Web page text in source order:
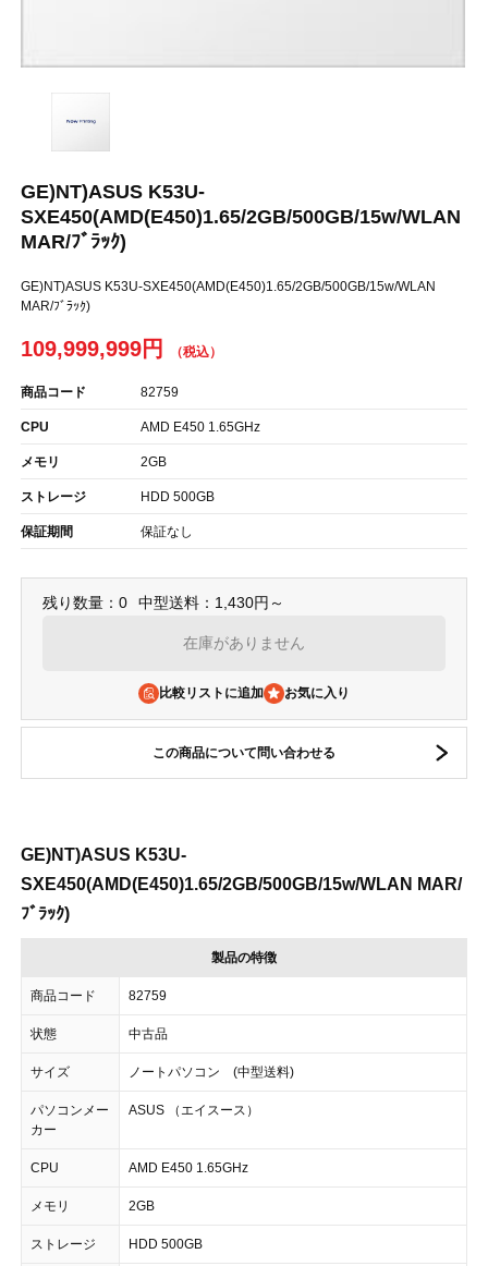
GE)NT)ASUS K53U-
SXE450(AMD(E450)1.65/2GB/500GB/15w/WLAN
MAR/ﾌﾞﾗｯｸ)
GE)NT)ASUS K53U-SXE450(AMD(E450)1.65/2GB/500GB/15w/WLAN
MAR/ﾌﾞﾗｯｸ)
109,999,999円
商品コード 82759
CPU AMD E450 1.65GHz
メモリ 2GB
ストレージ HDD 500GB
保証期間 保証なし
残り数量：0 中型送料：1,430円～
在庫がありません
比較リストに追加
この商品について問い合わせる
GE)NT)ASUS K53U-
SXE450(AMD(E450)1.65/2GB/500GB/15w/WLAN MAR/
ﾌﾞﾗｯｸ)
製品の特徴
商品コード 82759
状態 中古品
サイズ ノートパソコン (中型送料)
パソコンメー
カー
ASUS （エイスース）
CPU AMD E450 1.65GHz
メモリ 2GB
ストレージ HDD 500GB